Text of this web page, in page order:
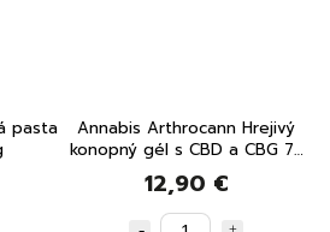
pasta
Annabis Arthrocann Hrejivý
konopný gél s CBD a CBG 75
ml
12,90 €